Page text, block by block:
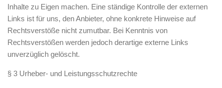
Inhalte zu Eigen machen. Eine ständige Kontrolle der externen
Links ist für uns, den Anbieter, ohne konkrete Hinweise auf
Rechtsverstöße nicht zumutbar. Bei Kenntnis von
Rechtsverstößen werden jedoch derartige externe Links
unverzüglich gelöscht.
§ 3 Urheber- und Leistungsschutzrechte